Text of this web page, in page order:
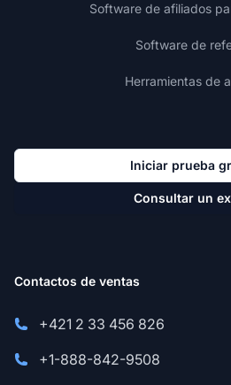
Software de afiliados
Software de
Herramientas de
Iniciar prueba
Consultar un
Contactos de ventas
+421 2 33 456 826
+1-888-842-9508